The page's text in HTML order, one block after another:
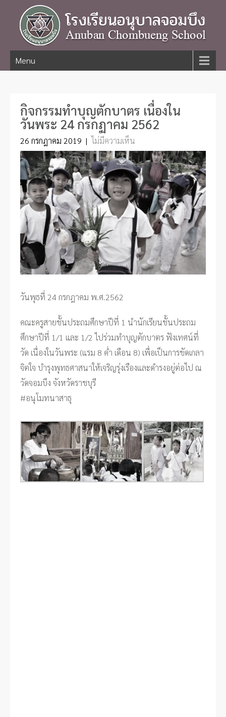
Menu
กิจกรรมทำบุญตักบาตร เนื่องใน
วันพระ 24 กรกฏาคม 2562
26 กรกฎาคม 2019 | ไม่มีความเห็น
วันพุธที่ 24 กรกฎาคม พ.ศ.2562
คณะครูสายชั้นประถมศึกษาปีที่ 1 นำนักเรียนชั้นประถม
ศึกษาปีที่ 1/1 และ 1/2 ไปร่วมทำบุญตักบาตร ฟังเทศน์ที่
วัด เนื่องในวันพระ (แรม 8 ค่ำ เดือน 8) เพื่อเป็นการขัดเกลา
จิตใจ บำรุงพุทธศาสนาให้เจริญรุ่งเรืองและดำรงอยู่ต่อไป ณ
วัดจอมบึง จังหวัดราชบุรี
#อนุโมทนาสาธุ